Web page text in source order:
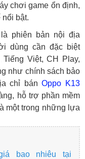
chơi game ổn định,
nổi bật.
là phiên bản nội địa
dùng cần đặc biệt
Việt, CH Play,
như chính sách bảo
chỉ bánOppo K13
hỗ trợ phần mềm
một trong những lựa
bao nhiêu tại